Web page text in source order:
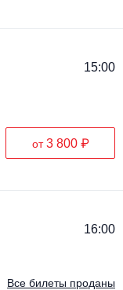
15:00
от3 800 ₽
16:00
Все билеты проданы